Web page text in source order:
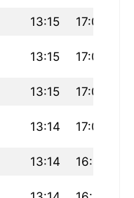
13:15 17:04
13:15 17:03
13:15 17:02
13:14 17:00
13:14 16:59